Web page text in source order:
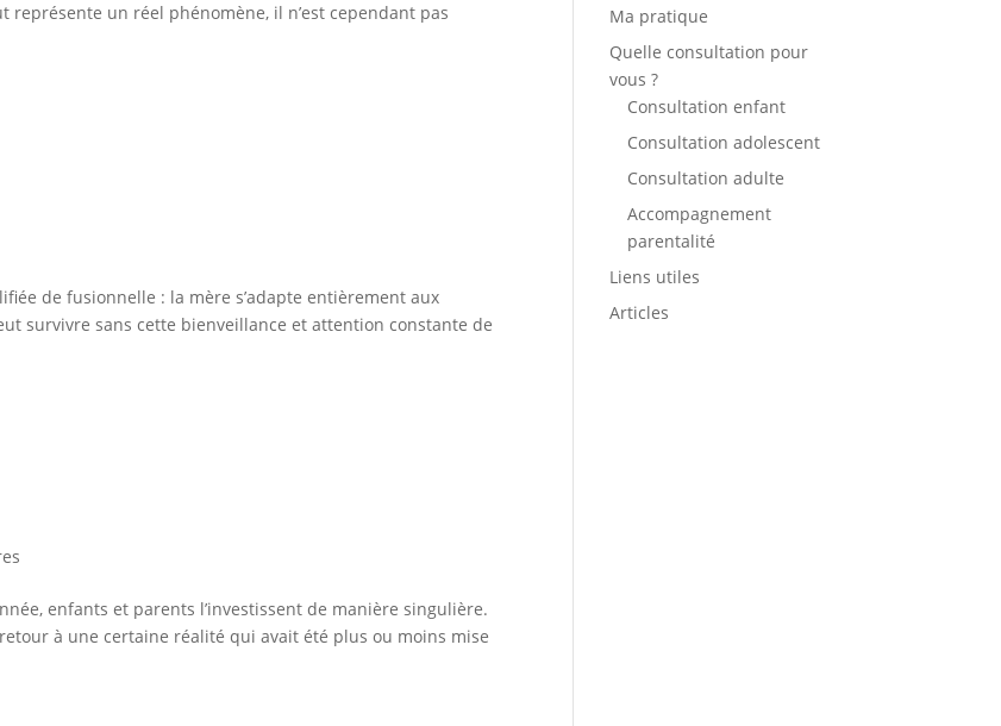
un réel phénomène, il n’est cependant pas
de fusionnelle : la mère s’adapte entièrement aux
survivre sans cette bienveillance et attention constante de
enfants et parents l’investissent de manière singulière.
à une certaine réalité qui avait été plus ou moins mise
Ma pratique
Quelle consultation pour
vous ?
Consultation enfant
Consultation adolescent
Consultation adulte
Accompagnement
parentalité
Liens utiles
Articles